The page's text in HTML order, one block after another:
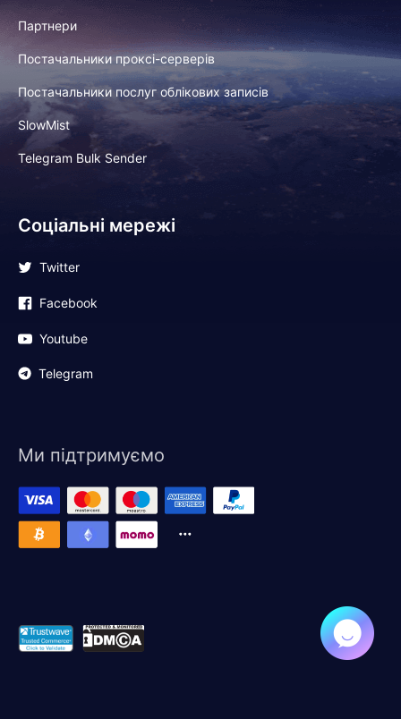
Партнери
Постачальники проксі-серверів
Постачальники послуг облікових записів
SlowMist
Telegram Bulk Sender
Соціальні мережі
Twitter
Facebook
Youtube
Telegram
Ми підтримуємо